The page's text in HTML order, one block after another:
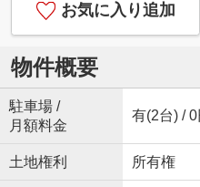
お気に入り追加
物件概要
駐車場 /
月額料金
有(2台) / 0
土地権利 所有権